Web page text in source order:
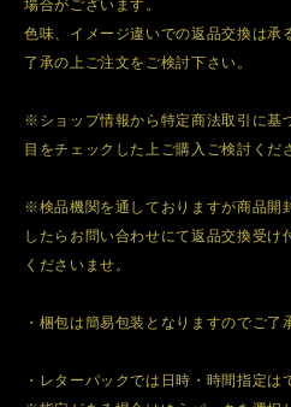
場合がございます。
色味、イメージ違いでの返品交換は承
了承の上ご注文をご検討下さい。
※ショップ情報から特定商法取引に基
目をチェックした上ご購入ご検討くだ
※検品機関を通しておりますが商品開
したらお問い合わせにて返品交換受
くださいませ。
・梱包は簡易包装となりますのでご了
・レターパックでは日時・時間指定は